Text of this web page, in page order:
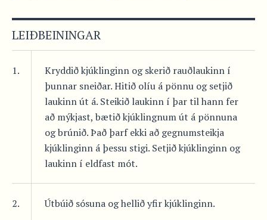
LEIÐBEININGAR
1.
Kryddið kjúklinginn og skerið rauðlaukinn í
þunnar sneiðar. Hitið olíu á pönnu og setjið
laukinn út á. Steikið laukinn í þar til hann fer
að mýkjast, bætið kjúklingnum út á pönnuna
og brúnið. Það þarf ekki að gegnumsteikja
kjúklinginn á þessu stigi. Setjið kjúklinginn og
laukinn í eldfast mót.
2. Útbúið sósuna og hellið yfir kjúklinginn.